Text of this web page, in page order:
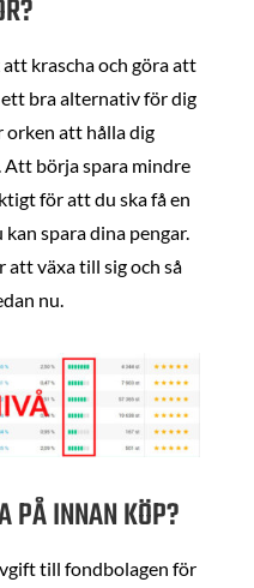
krascha och göra att
bra alternativ för dig
orken att hålla dig
börja spara mindre
för att du ska få en
spara dina pengar.
växa till sig och så
nu.
PÅ INNAN KÖP?
till fondbolagen för